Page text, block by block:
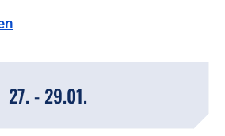
27. - 29.01.